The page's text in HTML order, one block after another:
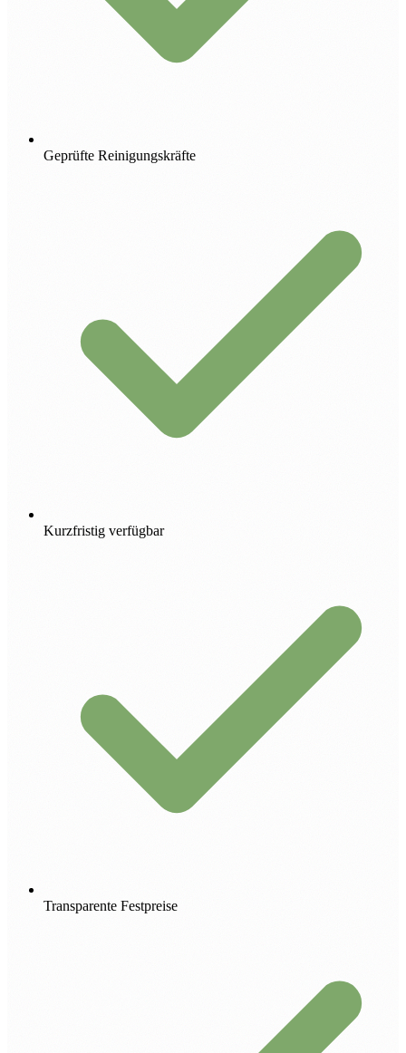
Geprüfte Reinigungskräfte
Kurzfristig verfügbar
Transparente Festpreise